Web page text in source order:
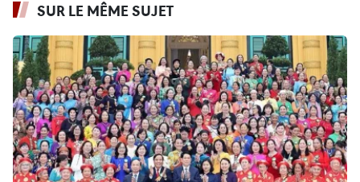
SUR LE MÊME SUJET